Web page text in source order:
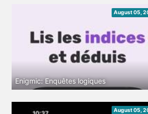
August 05,
Enigmic: Enquêtes logiques
August 05,